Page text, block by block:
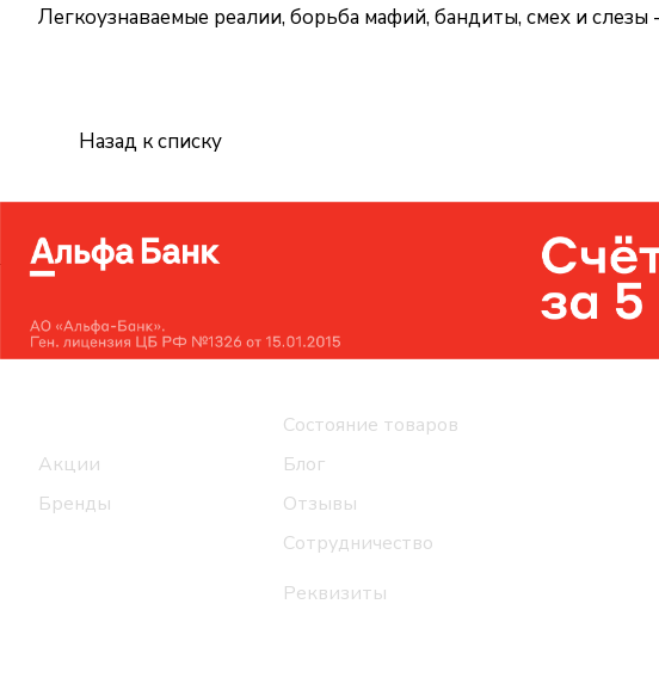
Легкоузнаваемые реалии, борьба мафий, бандиты, смех и
Назад к списку
Акции
Бренды
Состояние товаров
Блог
Отзывы
Сотрудничество
Реквизиты